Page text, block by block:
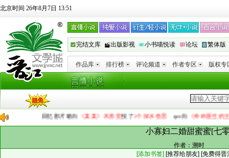
北京时间 26年8月7日 13:51
完结文库 出版影视 小书喵悦读 论坛 繁体版
作品库 排行榜 评论频道 作者专区 版权专
回忆那片吻向《某某》木苏里投了1个深水鱼雷 qzc向《外科医生的王府生
小寡妇二婚甜蜜蜜[七
作者： 溯时
[添加书签] [推荐给朋友] [免费得晋